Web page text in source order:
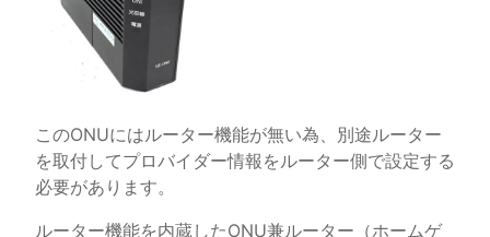
このONUにはルーター機能が無い為、別途ルーター
を取付してプロバイダー情報をルーター側で設定する
必要があります。
ルーター機能を内蔵したONU兼ルーター（ホームゲ